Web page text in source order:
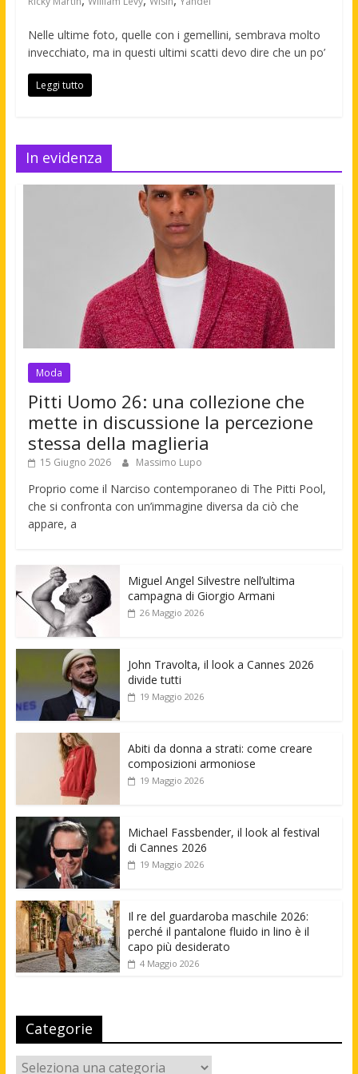
Nelle ultime foto, quelle con i gemellini, sembrava molto
invecchiato, ma in questi ultimi scatti devo dire che un po’
Leggi tutto
In evidenza
Moda
Pitti Uomo 26: una collezione che
mette in discussione la percezione
stessa della maglieria
15 Giugno 2026 Massimo Lupo
Proprio come il Narciso contemporaneo di The Pitti Pool,
che si confronta con un’immagine diversa da ciò che
appare, a
Miguel Angel Silvestre nell’ultima
campagna di Giorgio Armani
26 Maggio 2026
John Travolta, il look a Cannes 2026
divide tutti
19 Maggio 2026
Abiti da donna a strati: come creare
composizioni armoniose
19 Maggio 2026
Michael Fassbender, il look al festival
di Cannes 2026
19 Maggio 2026
Il re del guardaroba maschile 2026:
perché il pantalone fluido in lino è il
capo più desiderato
4 Maggio 2026
Categorie
Categorie